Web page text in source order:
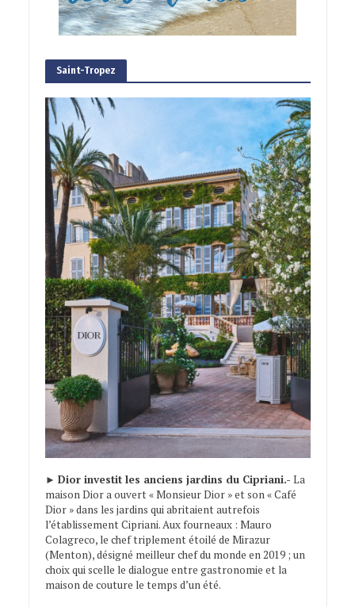
Saint-Tropez
► Dior investit les anciens jardins du Cipriani.- La
maison Dior a ouvert « Monsieur Dior » et son « Café
Dior » dans les jardins qui abritaient autrefois
l’établissement Cipriani. Aux fourneaux : Mauro
Colagreco, le chef triplement étoilé de Mirazur
(Menton), désigné meilleur chef du monde en 2019 ; un
choix qui scelle le dialogue entre gastronomie et la
maison de couture le temps d’un été.